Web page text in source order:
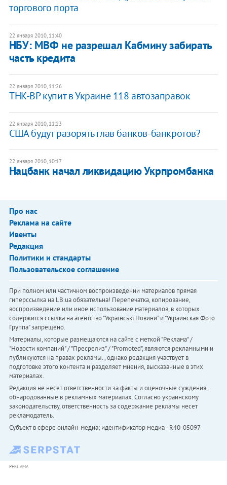
торгового порта
22 января 2010, 11:40
НБУ: МВФ не разрешал Кабмину забирать
часть кредита
22 января 2010, 11:26
ТНК-BP купит в Украине 118 автозаправок
22 января 2010, 11:23
США будут разорять глав банков-банкротов?
22 января 2010, 10:17
Нацбанк начал ликвидацию Укрпромбанка
Про нас
Реклама на сайте
Ивенты
Редакция
Политики и стандарты
Пользовательское соглашение
При полном или частичном воспроизведении материалов прямая
гиперссылка на LB.ua обязательна! Перепечатка, копирование,
воспроизведение или иное использование материалов, в которых
содержится ссылка на агентство "Українськi Новини" и "Украинская Фото
Группа" запрещено.
Материалы, которые размещаются на сайте с меткой "Реклама" /
"Новости компаний" / "Пресрелиз" / "Promoted", являются рекламными и
публикуются на правах рекламы. , однако редакция участвует в
подготовке этого контента и разделяет мнения, высказанные в этих
материалах.
Редакция не несет ответственности за факты и оценочные суждения,
обнародованные в рекламных материалах. Согласно украинскому
законодательству, ответственность за содержание рекламы несет
рекламодатель.
Субъект в сфере онлайн-медиа; идентификатор медиа - R40-05097
РЕКЛАМА